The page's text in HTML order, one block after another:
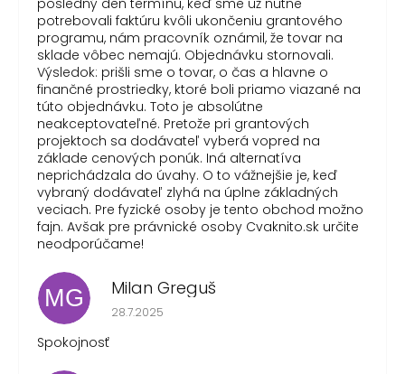
posledný deň termínu, keď sme už nutne
potrebovali faktúru kvôli ukončeniu grantového
programu, nám pracovník oznámil, že tovar na
sklade vôbec nemajú. Objednávku stornovali.
Výsledok: prišli sme o tovar, o čas a hlavne o
finančné prostriedky, ktoré boli priamo viazané na
túto objednávku. Toto je absolútne
neakceptovateľné. Pretože pri grantových
projektoch sa dodávateľ vyberá vopred na
základe cenových ponúk. Iná alternatíva
neprichádzala do úvahy. O to vážnejšie je, keď
vybraný dodávateľ zlyhá na úplne základných
veciach. Pre fyzické osoby je tento obchod možno
fajn. Avšak pre právnické osoby Cvaknito.sk určite
neodporúčame!
MG Milan Greguš
Hodnotenie obchodu je 5 z 5 hviezdičiek.
28.7.2025
Spokojnosť